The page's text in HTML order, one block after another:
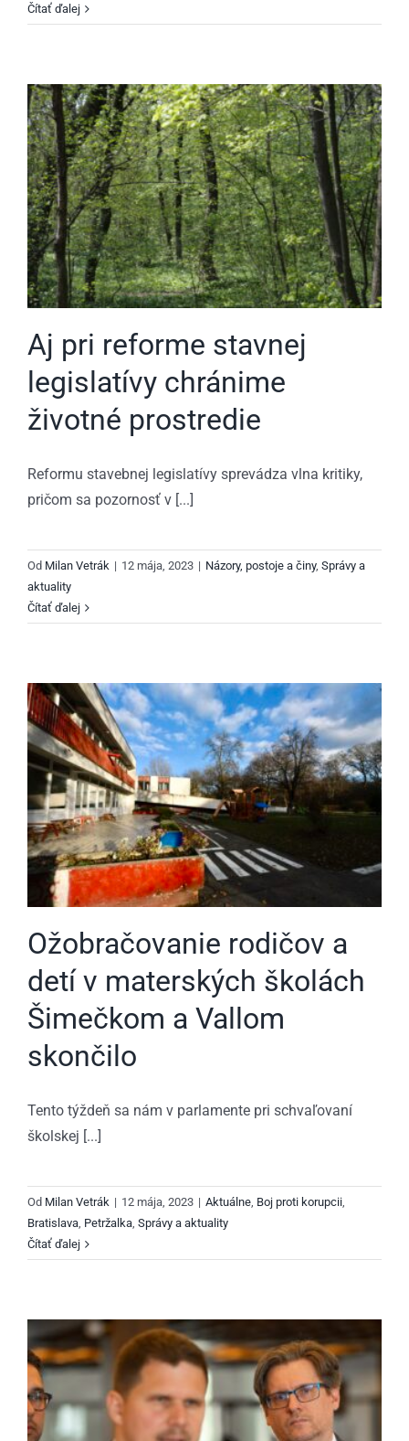
Čítať ďalej
Aj pri reforme stavnej
legislatívy chránime
životné prostredie
Reformu stavebnej legislatívy sprevádza vlna kritiky,
pričom sa pozornosť v [...]
Od Milan Vetrák | 12 mája, 2023 | Názory, postoje a činy, Správy a
aktuality
Čítať ďalej
Ožobračovanie rodičov a
detí v materských školách
Šimečkom a Vallom
skončilo
Tento týždeň sa nám v parlamente pri schvaľovaní
školskej [...]
Od Milan Vetrák | 12 mája, 2023 | Aktuálne Boj proti korupcii
Bratislava Petržalka Správy a aktuality
Čítať ďalej